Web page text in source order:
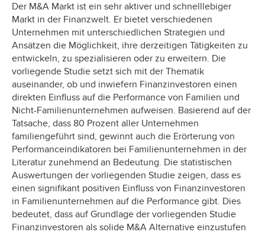
Der M&A Markt ist ein sehr aktiver und schnelllebiger
Markt in der Finanzwelt. Er bietet verschiedenen
Unternehmen mit unterschiedlichen Strategien und
Ansätzen die Möglichkeit, ihre derzeitigen Tätigkeiten zu
entwickeln, zu spezialisieren oder zu erweitern. Die
vorliegende Studie setzt sich mit der Thematik
auseinander, ob und inwiefern Finanzinvestoren einen
direkten Einfluss auf die Performance von Familien und
Nicht-Familienunternehmen aufweisen. Basierend auf der
Tatsache, dass 80 Prozent aller Unternehmen
familiengeführt sind, gewinnt auch die Erörterung von
Performanceindikatoren bei Familienunternehmen in der
Literatur zunehmend an Bedeutung. Die statistischen
Auswertungen der vorliegenden Studie zeigen, dass es
einen signifikant positiven Einfluss von Finanzinvestoren
in Familienunternehmen auf die Performance gibt. Dies
bedeutet, dass auf Grundlage der vorliegenden Studie
Finanzinvestoren als solide M&A Alternative einzustufen